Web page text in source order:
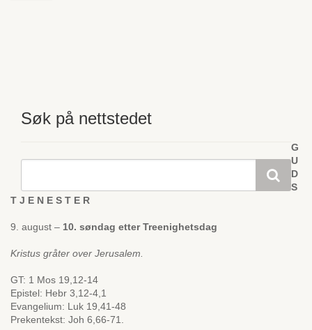
Søk på nettstedet
G
U
D
S
T J E N E S T E R
9. august – 10. søndag etter Treenighetsdag
Kristus gråter over Jerusalem.
GT: 1 Mos 19,12-14
Epistel: Hebr 3,12-4,1
Evangelium: Luk 19,41-48
Prekentekst: Joh 6,66-71.